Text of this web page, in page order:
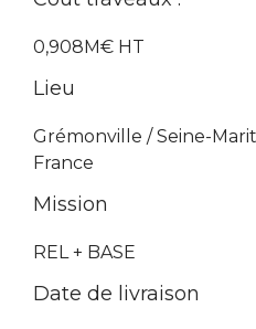
0,908M€ HT
Lieu
Grémonville / Seine-
France
Mission
REL + BASE
Date de livraison